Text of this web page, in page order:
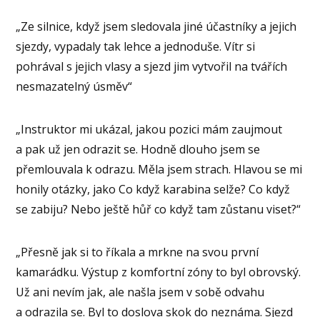
„Ze silnice, když jsem sledovala jiné účastníky a jejich
sjezdy, vypadaly tak lehce a jednoduše. Vítr si
pohrával s jejich vlasy a sjezd jim vytvořil na tvářích
nesmazatelný úsměv“
„Instruktor mi ukázal, jakou pozici mám zaujmout
a pak už jen odrazit se. Hodně dlouho jsem se
přemlouvala k odrazu. Měla jsem strach. Hlavou se mi
honily otázky, jako Co když karabina selže? Co když
se zabiju? Nebo ještě hůř co když tam zůstanu viset?“
„Přesně jak si to říkala a mrkne na svou první
kamarádku. Výstup z komfortní zóny to byl obrovský.
Už ani nevím jak, ale našla jsem v sobě odvahu
a odrazila se. Byl to doslova skok do neznáma. Sjezd